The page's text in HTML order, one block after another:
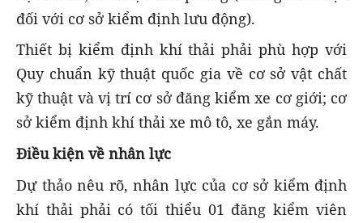
đối với cơ sở kiểm định lưu động).
Thiết bị kiểm định khí thải phải phù hợp với
Quy chuẩn kỹ thuật quốc gia về cơ sở vật chất
kỹ thuật và vị trí cơ sở đăng kiểm xe cơ giới; cơ
sở kiểm định khí thải xe mô tô, xe gắn máy.
Điều kiện về nhân lực
Dự thảo nêu rõ, nhân lực của cơ sở kiểm định
khí thải phải có tối thiểu 01 đăng kiểm viên